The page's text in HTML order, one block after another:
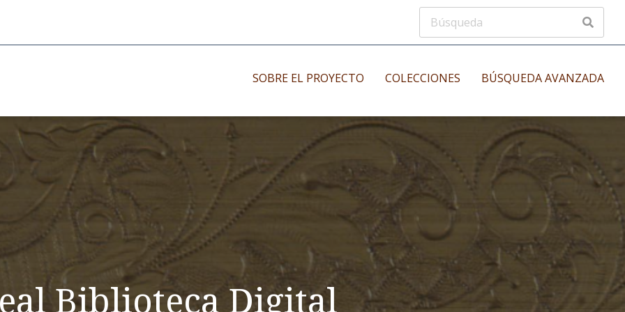
SOBRE EL PROYECTO COLECCIONES
Impresos antiguos
Impresos modernos
Impresos menores
Manuscritos musicales
Incunables
BÚSQUEDA AVANZADA
Biblioteca Digital